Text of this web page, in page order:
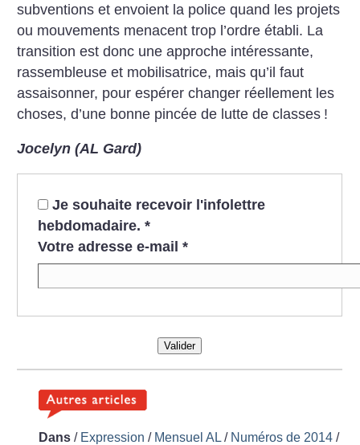
subventions et envoient la police quand les projets
ou mouvements menacent trop l’ordre établi. La
transition est donc une approche intéressante,
rassembleuse et mobilisatrice, mais qu’il faut
assaisonner, pour espérer changer réellement les
choses, d’une bonne pincée de lutte de classes !
Jocelyn (AL Gard)
Je souhaite recevoir l'infolettre
hebdomadaire. *
Votre adresse e-mail *
Valider
Dans / Expression / Mensuel AL / Numéros de 2014 /